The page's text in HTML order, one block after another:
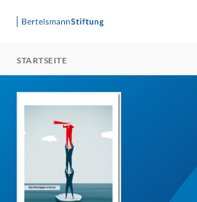
STARTSEITE